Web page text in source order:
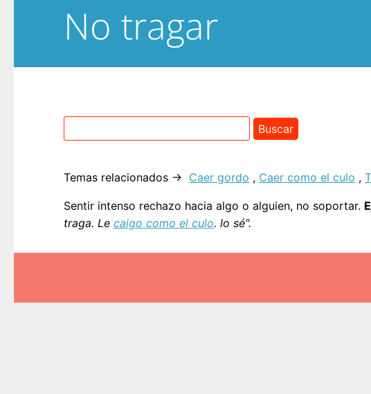
No tragar
Temas relacionados → Caer gordo , Caer como el culo ,
Sentir intenso rechazo hacia algo o alguien, no soportar.
traga. Le caigo como el culo. lo sé".